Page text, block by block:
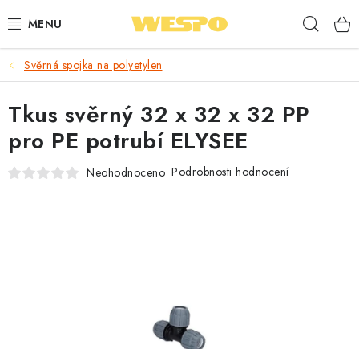
na
ARMATURY PRO TOPENÍ A VODU
TOPENÍ A OHŘEV VODY
TVAROVKY A TRUBKY
Svěrná spojka na polyetylen
Tkus svěrný 32 x 32 x 32 PP
pro PE potrubí ELYSEE
Neohodnoceno Podrobnosti hodnocení